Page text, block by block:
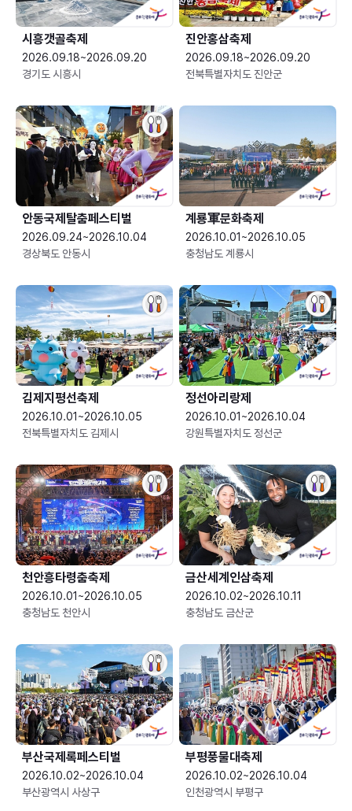
시흥갯골축제
2026.09.18~2026.09.20
경기도 시흥시
진안홍삼축제
2026.09.18~2026.09.20
전북특별자치도 진안군
안동국제탈춤페스티벌
2026.09.24~2026.10.04
경상북도 안동시
2026.10.01~2026.10.05
충청남도 계룡시
김제지평선축제
2026.10.01~2026.10.05
전북특별자치도 김제시
정선아리랑제
2026.10.01~2026.10.04
강원특별자치도 정선군
천안흥타령춤축제
2026.10.01~2026.10.05
충청남도 천안시
금산세계인삼축제
2026.10.02~2026.10.11
충청남도 금산군
부산국제록페스티벌
2026.10.02~2026.10.04
부산광역시 사상구
부평풍물대축제
2026.10.02~2026.10.04
인천광역시 부평구